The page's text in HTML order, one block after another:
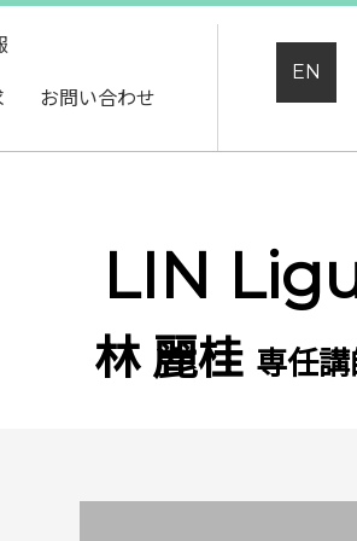
お問い合わせ
EN
LIN
林 麗桂 専任